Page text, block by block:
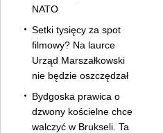
NATO
Setki tysięcy za spot
filmowy? Na laurce
Urząd Marszałkowski
nie będzie oszczędzał
Bydgoska prawica o
dzwony kościelne chce
walczyć w Brukseli. Ta